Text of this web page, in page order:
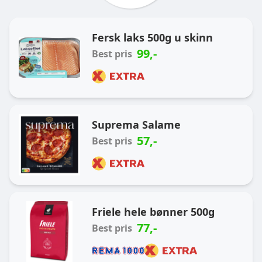
Fersk laks 500g u skinn
Best pris 99,-
Suprema Salame
Best pris 57,-
Friele hele bønner 500g
Best pris 77,-